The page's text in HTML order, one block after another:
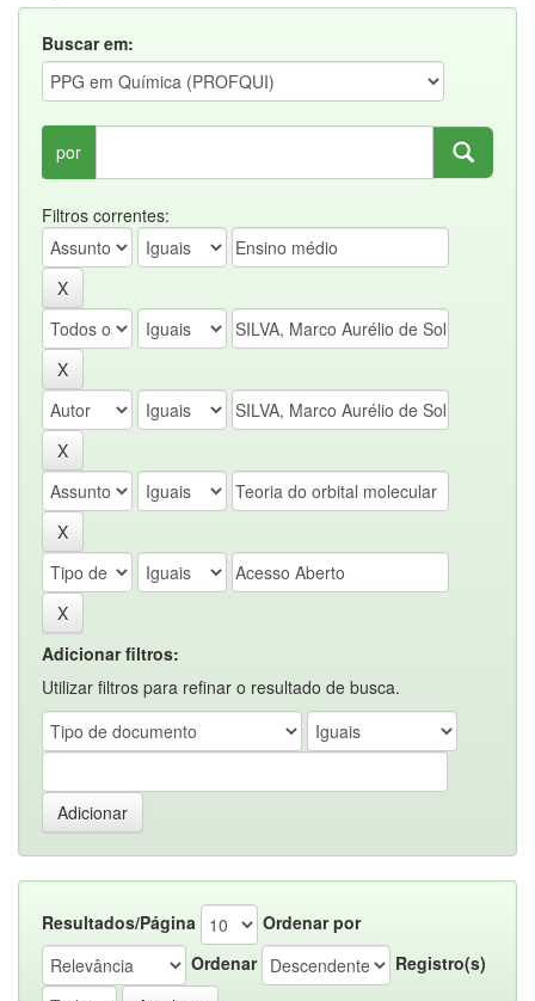
Buscar em:
por
Filtros correntes:
Adicionar filtros:
Utilizar filtros para refinar o resultado de busca.
Resultados/Página
Ordenar por
Ordenar
Registro(s)